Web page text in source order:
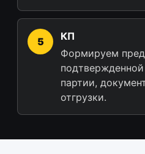
КП
Формируем
партии,
отгрузки.